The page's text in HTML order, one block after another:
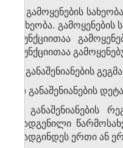
ვ) გამოყენების
სახეობა.
ფუნქციითაა
ფუნქციითაა
ზ) განაშენიანების
თ) განაშენიანების
ი) განაშენიანების
დადგენილი
დადგინდეს ერთი ან